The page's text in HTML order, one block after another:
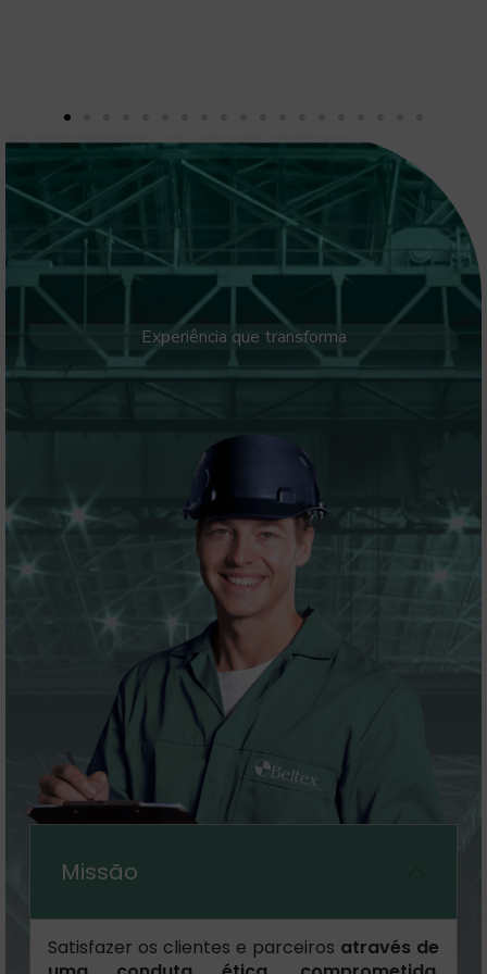
Experiência que transforma
Missão
Satisfazer os clientes e parceiros através de